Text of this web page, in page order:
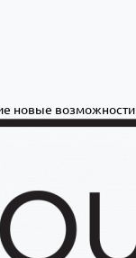
новые возможности